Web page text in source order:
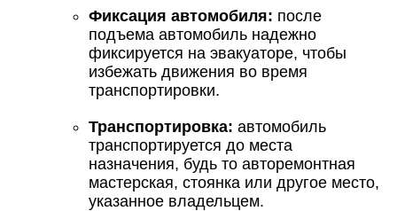
Фиксация автомобиля: после
подъема автомобиль надежно
фиксируется на эвакуаторе, чтобы
избежать движения во время
транспортировки.
Транспортировка: автомобиль
транспортируется до места
назначения, будь то авторемонтная
мастерская, стоянка или другое место,
указанное владельцем.